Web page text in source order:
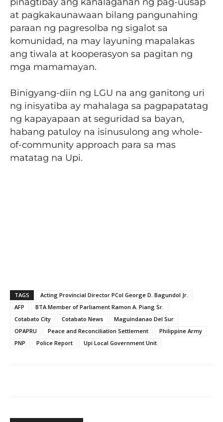
at pagkakaunawaan bilang pangunahing
paraan ng pagresolba ng sigalot sa
komunidad, na may layuning mapalakas
ang tiwala at kooperasyon sa pagitan ng
mga mamamayan.
Binigyang-diin ng LGU na ang ganitong uri
ng inisyatiba ay mahalaga sa pagpapatatag
ng kapayapaan at seguridad sa bayan,
habang patuloy na isinusulong ang whole-
of-community approach para sa mas
matatag na Upi.
TAGS
Acting Provincial Director PCol George D. Bagundol Jr.
AFP
BTA Member of Parliament Ramon A. Piang Sr.
Cotabato City
Cotabato News
Maguindanao Del Sur
OPAPRU
Peace and Reconciliation Settlement
Philippine Army
PNP
Police Report Upi Local Government Unit